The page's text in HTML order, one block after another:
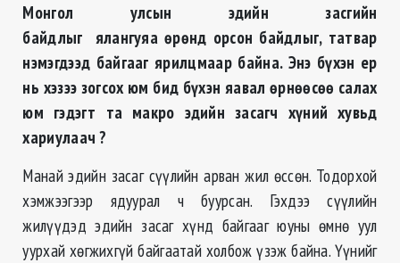
Монгол улсын эдийн засгийн
байдлыг ялангуяа өрөнд орсон байдлыг, татвар
нэмэгдээд байгааг ярилцмаар байна. Энэ бүхэн ер
нь хэзээ зогсох юм бид бүхэн яавал өрнөөсөө салах
юм гэдэгт та макро эдийн засагч хүний хувьд
хариулаач ?
Манай эдийн засаг сүүлийн арван жил өссөн. Тодорхой
хэмжээгээр ядуурал ч буурсан. Гэхдээ сүүлийн
жилүүдэд эдийн засаг хүнд байгааг юуны өмнө уул
уурхай хөгжихгүй байгаатай холбож үзэж байна. Үүнийг